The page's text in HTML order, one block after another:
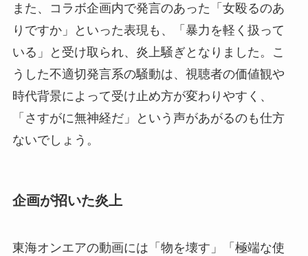
また、コラボ企画内で発言のあった「女殴るのあ
りですか」といった表現も、「暴力を軽く扱って
いる」と受け取られ、炎上騒ぎとなりました。こ
うした不適切発言系の騒動は、視聴者の価値観や
時代背景によって受け止め方が変わりやすく、
「さすがに無神経だ」という声があがるのも仕方
ないでしょう。
企画が招いた炎上
東海オンエアの動画には「物を壊す」「極端な使